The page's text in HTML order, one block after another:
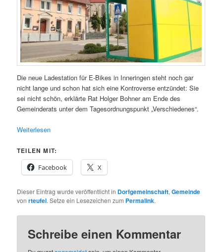
Die neue Ladestation für E-Bikes in Inneringen steht noch gar
nicht lange und schon hat sich eine Kontroverse entzündet: Sie
sei nicht schön, erklärte Rat Holger Bohner am Ende des
Gemeinderats unter dem Tagesordnungspunkt „Verschiedenes“.
Weiterlesen
TEILEN MIT:
Facebook
X
Dieser Eintrag wurde veröffentlicht in Dorfgemeinschaft,Gemeinde
vonrteufel. Setze ein Lesezeichen zum Permalink.
Schreibe einen Kommentar